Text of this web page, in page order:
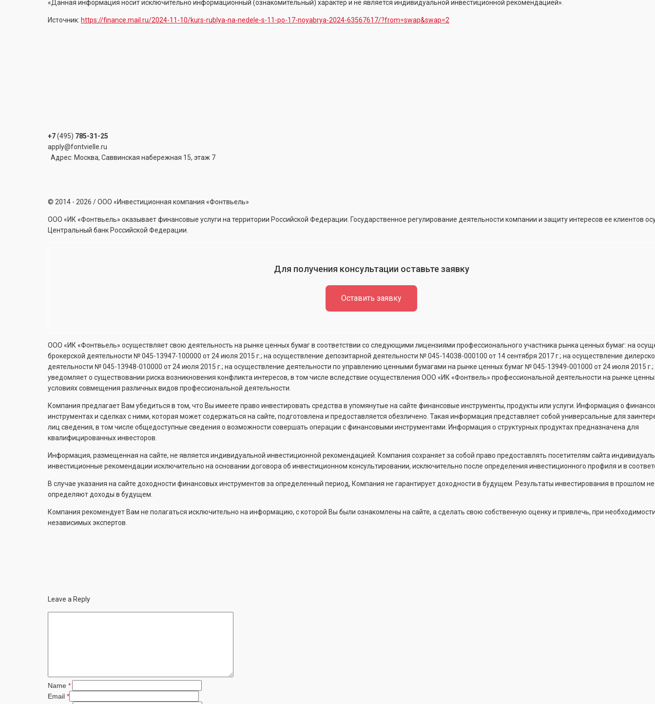
«Данная информация носит исключительно информационный (ознакомительный) характер и не является индивидуальной инвестиционной рекомендацией».
Источник: https://finance.mail.ru/2024-11-10/kurs-rublya-na-nedele-s-11-po-17-noyabrya-2024-63567617/?from=swap&swap=2
+7(495) 785-31-25
apply@fontvielle.ru
Адрес: Москва, Саввинская набережная 15, этаж 7
© 2014 - 2026 / ООО «Инвестиционная компания «Фонтвьель»
ООО «ИК «Фонтвьель» оказывает финансовые услуги на территории Российской Федерации. Государственное регулирование деятельности компании и защиту интересов ее клиентов
Центральный банк Российской Федерации.
Для получения консультации оставьте заявку
Оставить заявку
ООО «ИК «Фонтвьель» осуществляет свою деятельность на рынке ценных бумаг в соответствии со следующими лицензиями профессионального участника рынка ценных бумаг: на
брокерской деятельности №045-13947-100000 от 24 июля 2015 г.; на осуществление депозитарной деятельности №045-14038-000100 от 14 сентября 2017 г.; на осуществление
деятельности №045-13948-010000 от 24 июля 2015 г.; на осуществление деятельности по управлению ценными бумагами на рынке ценных бумаг №045-13949-001000 от 24 июля 2015
уведомляет о существовании риска возникновения конфликта интересов, в том числе вследствие осуществления ООО «ИК «Фонтвель» профессиональной деятельности на рынке
условиях совмещения различных видов профессиональной деятельности.
Компания предлагает Вам убедиться в том, что Вы имеете право инвестировать средства в упомянутые на сайте финансовые инструменты, продукты или услуги. Информация о
инструментах и сделках с ними, которая может содержаться на сайте, подготовлена и предоставляется обезличено. Такая информация представляет собой универсальные для
лиц сведения, в том числе общедоступные сведения о возможности совершать операции с финансовыми инструментами. Информация о структурных продуктах предназначена для
квалифицированных инвесторов.
Информация, размещенная на сайте, не является индивидуальной инвестиционной рекомендацией. Компания сохраняет за собой право предоставлять посетителям сайта
инвестиционные рекомендации исключительно на основании договора об инвестиционном консультировании, исключительно после определения инвестиционного профиля и в
В случае указания на сайте доходности финансовых инструментов за определенный период, Компания не гарантирует доходности в будущем. Результаты инвестирования в прошлом не
определяют доходы в будущем.
Компания рекомендует Вам не полагаться исключительно на информацию, с которой Вы были ознакомлены на сайте, а сделать свою собственную оценку и привлечь, при
независимых экспертов.
Leave a Reply
Name *
Email *